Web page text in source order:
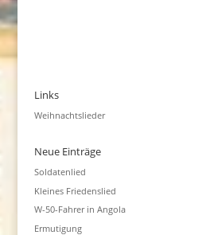
Links
Weihnachtslieder
Neue Einträge
Soldatenlied
Kleines Friedenslied
W-50-Fahrer in Angola
Ermutigung